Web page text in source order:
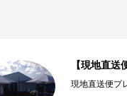
【現地直
現地直送便プ